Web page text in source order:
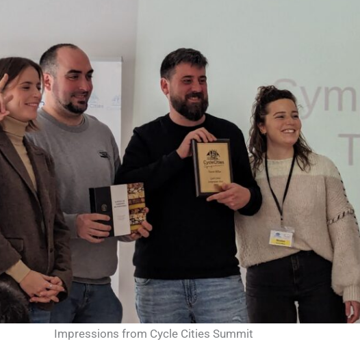
Impressions from Cycle Cities Summit